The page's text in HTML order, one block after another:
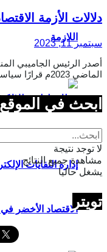
اللازمة
إدارة النفايات
الاقتصاد الأخضر في
دلالات الأزمة
سبتمبر 11, 2023
أصدر الرئيس الجاميبي
الماضي 2023م قرارًا سياسيًّا ذا مغزًى اقتصادي؛ نص على "تعليق...
ابحث في الموقع
لا توجد نتيجة
مشاهدة جميع النتائج
يشغل حاليا
تويتر